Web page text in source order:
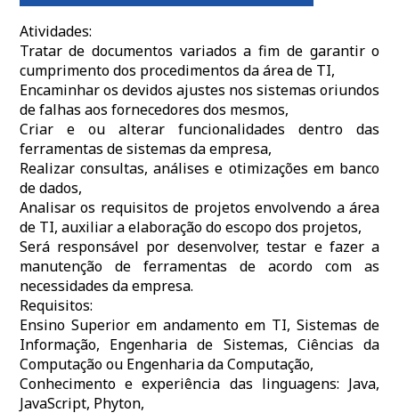
Atividades:
Tratar de documentos variados a fim de garantir o
cumprimento dos procedimentos da área de TI,
Encaminhar os devidos ajustes nos sistemas oriundos
de falhas aos fornecedores dos mesmos,
Criar e ou alterar funcionalidades dentro das
ferramentas de sistemas da empresa,
Realizar consultas, análises e otimizações em banco
de dados,
Analisar os requisitos de projetos envolvendo a área
de TI, auxiliar a elaboração do escopo dos projetos,
Será responsável por desenvolver, testar e fazer a
manutenção de ferramentas de acordo com as
necessidades da empresa.
Requisitos:
Ensino Superior em andamento em TI, Sistemas de
Informação, Engenharia de Sistemas, Ciências da
Computação ou Engenharia da Computação,
Conhecimento e experiência das linguagens: Java,
JavaScript, Phyton,